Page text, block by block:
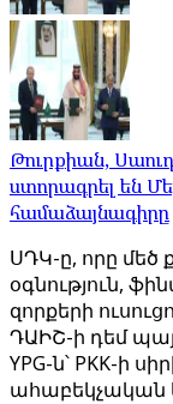
Թուրքիան,
ստորագրել են
համաձայնագիրը
ՍԴԿ-ը, որը
օգնություն,
զորքերի
ԴԱԻՇ-ի դեմ
YPG-ն՝ PKK-ի
ահաբեկչական